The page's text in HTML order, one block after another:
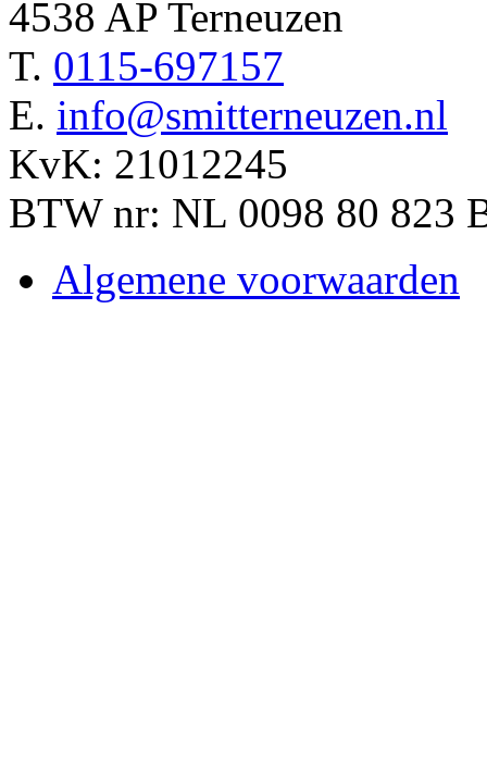
4538 AP Terneuzen
T. 0115-697157
E. info@smitterneuzen.nl
KvK: 21012245
BTW nr: NL 0098 80 823
Algemene voorwaarden